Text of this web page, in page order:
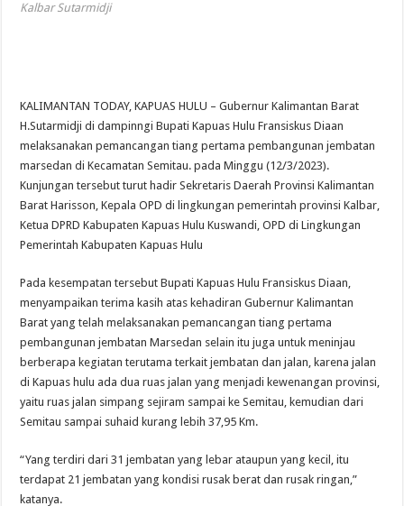
Kalbar Sutarmidji
KALIMANTAN TODAY, KAPUAS HULU – Gubernur Kalimantan Barat
H.Sutarmidji di dampinngi Bupati Kapuas Hulu Fransiskus Diaan
melaksanakan pemancangan tiang pertama pembangunan jembatan
marsedan di Kecamatan Semitau. pada Minggu (12/3/2023).
Kunjungan tersebut turut hadir Sekretaris Daerah Provinsi Kalimantan
Barat Harisson, Kepala OPD di lingkungan pemerintah provinsi Kalbar,
Ketua DPRD Kabupaten Kapuas Hulu Kuswandi, OPD di Lingkungan
Pemerintah Kabupaten Kapuas Hulu
Pada kesempatan tersebut Bupati Kapuas Hulu Fransiskus Diaan,
menyampaikan terima kasih atas kehadiran Gubernur Kalimantan
Barat yang telah melaksanakan pemancangan tiang pertama
pembangunan jembatan Marsedan selain itu juga untuk meninjau
berberapa kegiatan terutama terkait jembatan dan jalan, karena jalan
di Kapuas hulu ada dua ruas jalan yang menjadi kewenangan provinsi,
yaitu ruas jalan simpang sejiram sampai ke Semitau, kemudian dari
Semitau sampai suhaid kurang lebih 37,95 Km.
“Yang terdiri dari 31 jembatan yang lebar ataupun yang kecil, itu
terdapat 21 jembatan yang kondisi rusak berat dan rusak ringan,”
katanya.